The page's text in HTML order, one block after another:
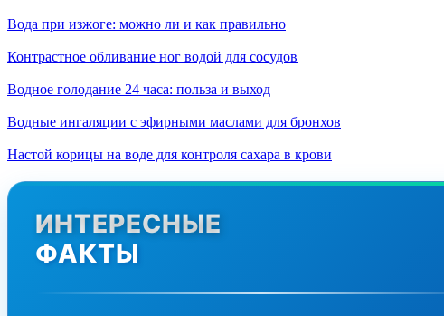
Вода при изжоге: можно ли и как правильно
Контрастное обливание ног водой для сосудов
Водное голодание 24 часа: польза и выход
Водные ингаляции с эфирными маслами для бронхов
Настой корицы на воде для контроля сахара в крови
ИНТЕРЕСНЫЕ
ФАКТЫ